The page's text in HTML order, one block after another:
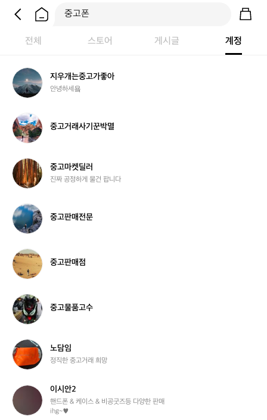
전체 스토어 게시글 계정
지
우
개
중
고
가
아
지우개는중고가좋아
안녕하세욬
중
고
거
사
기
꾼
멸
중고거래사기꾼박멸
중
고
마
딜
러
중고마켓딜러
진짜 공정하게 물건 팝니다
중
고
판
전
문
중고판매전문
중
고
판
점
중고판매점
중
고
물
고
수
중고물품고수
노
담
임
노담임
정직한 중고거래 희망
이
시
안
이시안2
핸드폰 & 케이스 & 비공굿즈등 다양한 판매
ihg~♥